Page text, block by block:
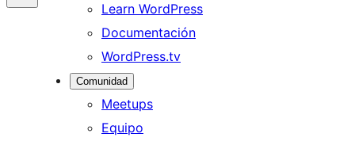
Learn WordPress
Documentación
WordPress.tv
Comunidad
Meetups
Equipo